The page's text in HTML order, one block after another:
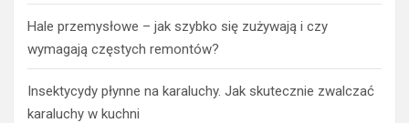
Hale przemysłowe – jak szybko się zużywają i czy
wymagają częstych remontów?
Insektycydy płynne na karaluchy. Jak skutecznie zwalczać
karaluchy w kuchni